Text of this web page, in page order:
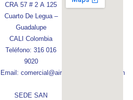
CRA 57 # 2 A 125
Cuarto De Legua –
Guadalupe
CALI Colombia
Teléfono: 316 016
9020
Email: comercial@aireconfortcolombia.com
SEDE SAN